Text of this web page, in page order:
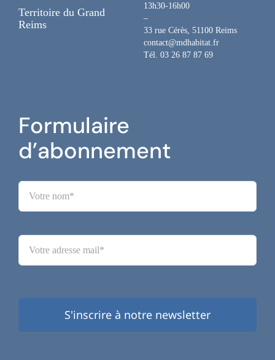
Territoire du Grand
Reims
13h30-16h00
–
33 rue Cérès, 51100 Reims
contact@mdhabitat.fr
Tél. 03 26 87 87 69
Formulaire
d’abonnement
S'inscrire à notre newsletter